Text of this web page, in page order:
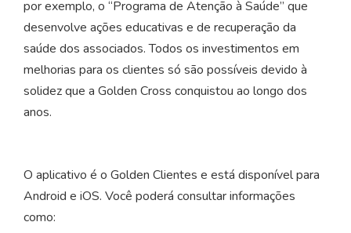
por exemplo, o “Programa de Atenção à Saúde” que
desenvolve ações educativas e de recuperação da
saúde dos associados. Todos os investimentos em
melhorias para os clientes só são possíveis devido à
solidez que a Golden Cross conquistou ao longo dos
anos.
O aplicativo é o Golden Clientes e está disponível para
Android e iOS. Você poderá consultar informações
como: